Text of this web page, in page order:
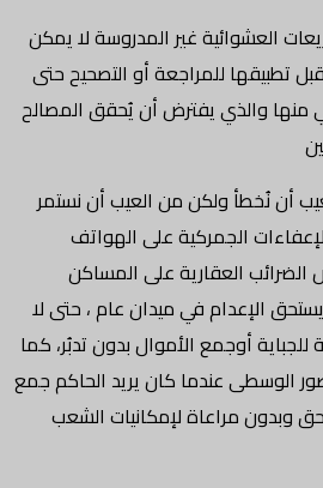
العشوائية غير المدروسة لا يمكن
تطبيقها للمراجعة أو التصحيح حتى
منها والذي يفترض أن يُحقق المصالح
أن نُخطأ ولكن من العيب أن نستمر
الجمركية على الهواتف
العقارية على المساكن
الإعدام في ميدان عام ، حتى لا
للجباية أوجمع الأموال بدون تدبُر، كما
الوسطى عندما كان يريد الحاكم جمع
وبدون مراعاة لإمكانيات الشعب